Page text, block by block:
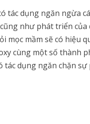
tác dụng ngăn ngừa
như phát triển của
mọc mầm sẽ có hiệu
cùng một số thành
dụng ngăn chặn